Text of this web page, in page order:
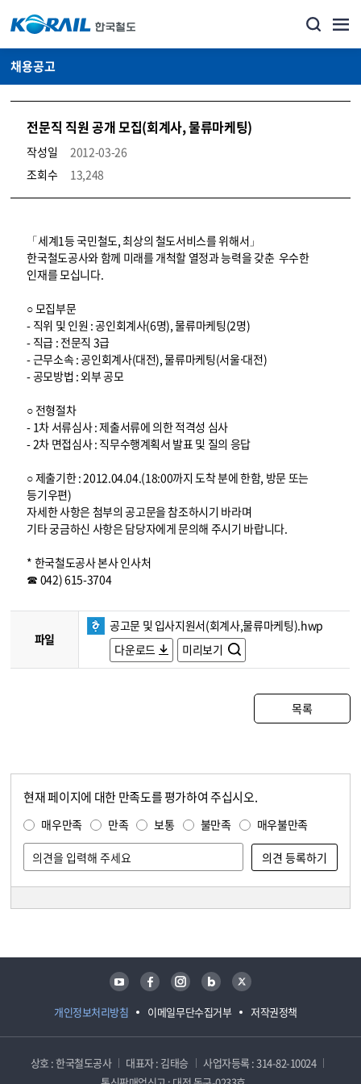
채용공고
전문직 직원 공개 모집(회계사, 물류마케팅)
작성일
2012-03-26
조회수
13,248
코레일소개_경영공시_채용공고 상세보기 – 내용, 파일, 담당자 연락처로 구성
「세계1등 국민철도, 최상의 철도서비스를 위해서」
한국철도공사와 함께 미래를 개척할 열정과 능력을 갖춘 우수한
인재를 모십니다.
○ 모집부문
- 직위 및 인원 : 공인회계사(6명), 물류마케팅(2명)
- 직급 : 전문직 3급
- 근무소속 : 공인회계사(대전), 물류마케팅(서울⋅대전)
- 공모방법 : 외부 공모
○ 전형절차
- 1차 서류심사 : 제출서류에 의한 적격성 심사
- 2차 면접심사 : 직무수행계획서 발표 및 질의 응답
○ 제출기한 : 2012.04.04.(18:00까지 도착 분에 한함, 방문 또는
등기우편)
자세한 사항은 첨부의 공고문을 참조하시기 바라며
기타 궁금하신 사항은 담당자에게 문의해 주시기 바랍니다.
* 한국철도공사 본사 인사처
☎ 042) 615-3704
파일
공고문 및 입사지원서(회계사,물류마케팅).hwp
다운로드
미리보기
목록
현재 페이지에 대한 만족도를 평가하여 주십시오.
매우만족 만족 보통 불만족 매우불만족
개인정보처리방침 이메일무단수집거부 저작권정책
유튜브 페이스북 인스타그램 블로그 트위터
상호 : 한국철도공사 대표자 : 김태승
사업자등록 : 314-82-10024